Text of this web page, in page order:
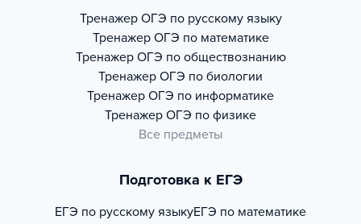
Тренажер ОГЭ по русскому языку
Тренажер ОГЭ по математике
Тренажер ОГЭ по обществознанию
Тренажер ОГЭ по биологии
Тренажер ОГЭ по информатике
Тренажер ОГЭ по физике
Все предметы
Подготовка к ЕГЭ
ЕГЭ по русскому языкуЕГЭ по математике